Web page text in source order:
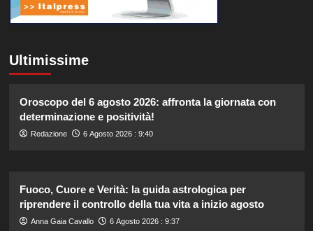
Ultimissime
Oroscopo del 6 agosto 2026: affronta la giornata con
determinazione e positività!
Redazione 6 Agosto 2026 : 9:40
Fuoco, Cuore e Verità: la guida astrologica per
riprendere il controllo della tua vita a inizio agosto
Anna Gaia Cavallo 6 Agosto 2026 : 9:37